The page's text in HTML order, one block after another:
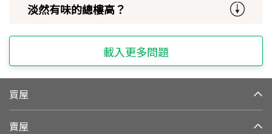
淡然有味的總樓高？
載入更多問題
買屋
賣屋